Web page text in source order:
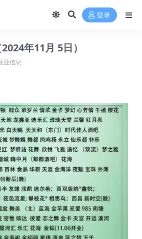
登录
年11月 5日）
业信息